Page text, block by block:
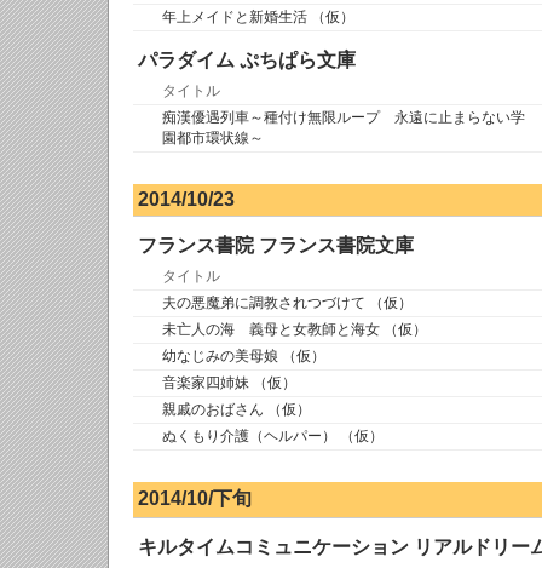
年上メイドと新婚生活 （仮）
パラダイム ぷちぱら文庫
タイトル
痴漢優遇列車～種付け無限ループ 永遠に止まらない学
園都市環状線～
2014/10/23
フランス書院 フランス書院文庫
タイトル
夫の悪魔弟に調教されつづけて （仮）
未亡人の海 義母と女教師と海女 （仮）
幼なじみの美母娘 （仮）
音楽家四姉妹 （仮）
親戚のおばさん （仮）
ぬくもり介護（ヘルパー） （仮）
2014/10/下旬
キルタイムコミュニケーション リアルドリー